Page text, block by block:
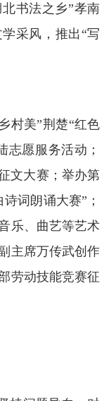
书法之乡”孝南
采风，推出“写
村美”荆楚“红色
志愿服务活动；
文大赛；举办第
词朗诵大赛”；
乐、曲艺等艺术
主席万传武创作
劳动技能竞赛征